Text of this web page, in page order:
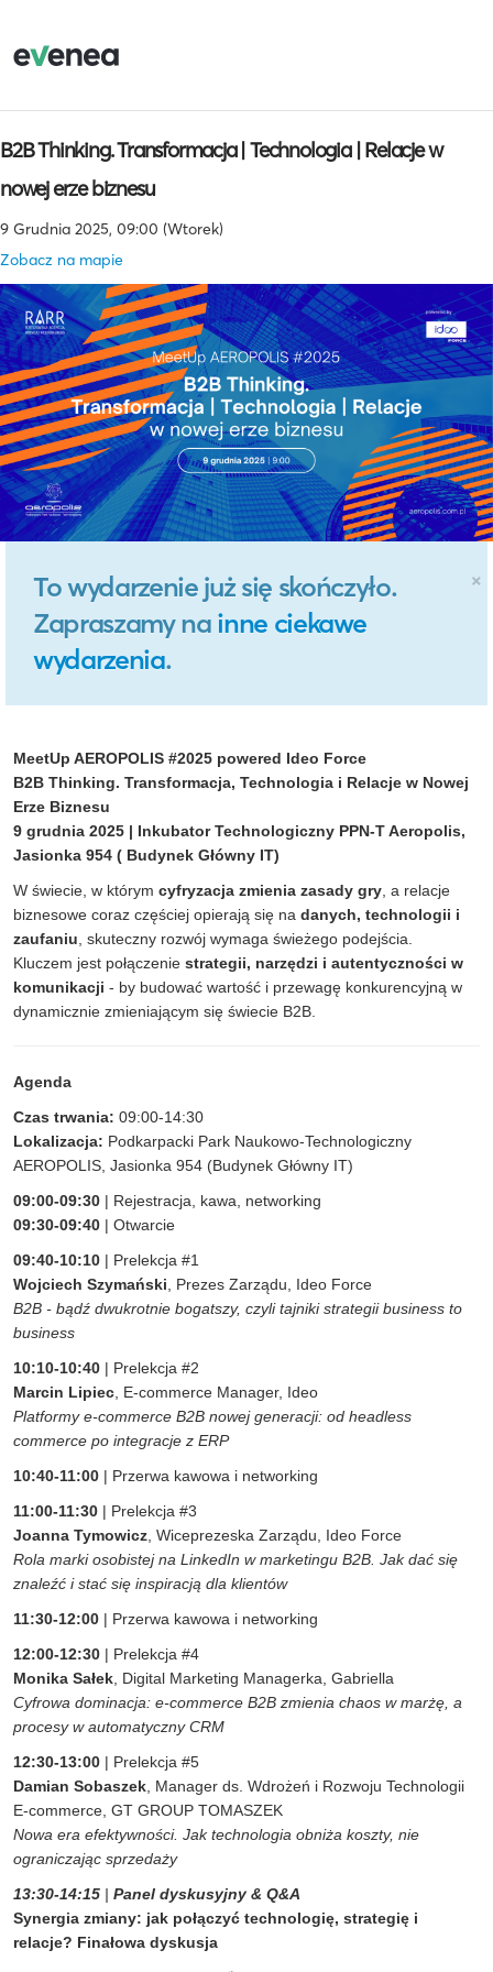
B2B Thinking. Transformacja | Technologia | Relacje w
nowej erze biznesu
9 Grudnia 2025, 09:00 (Wtorek)
Zobacz na mapie
×
To wydarzenie już się skończyło.
Zapraszamy na inne ciekawe
wydarzenia.
MeetUp AEROPOLIS #2025 powered Ideo Force
B2B Thinking. Transformacja, Technologia i Relacje w Nowej
Erze Biznesu
9 grudnia 2025 | Inkubator Technologiczny PPN-T Aeropolis,
Jasionka 954 ( Budynek Główny IT)
W świecie, w którym cyfryzacja zmienia zasady gry, a relacje
biznesowe coraz częściej opierają się na danych, technologii i
zaufaniu, skuteczny rozwój wymaga świeżego podejścia.
Kluczem jest połączenie strategii, narzędzi i autentyczności w
komunikacji - by budować wartość i przewagę konkurencyjną w
dynamicznie zmieniającym się świecie B2B.
Agenda
Czas trwania: 09:00-14:30
Lokalizacja: Podkarpacki Park Naukowo-Technologiczny
AEROPOLIS, Jasionka 954 (Budynek Główny IT)
09:00-09:30 | Rejestracja, kawa, networking
09:30-09:40 | Otwarcie
09:40-10:10 | Prelekcja #1
Wojciech Szymański, Prezes Zarządu, Ideo Force
B2B - bądź dwukrotnie bogatszy, czyli tajniki strategii business to
business
10:10-10:40 | Prelekcja #2
Marcin Lipiec, E-commerce Manager, Ideo
Platformy e-commerce B2B nowej generacji: od headless
commerce po integracje z ERP
10:40-11:00 | Przerwa kawowa i networking
11:00-11:30 | Prelekcja #3
Joanna Tymowicz, Wiceprezeska Zarządu, Ideo Force
Rola marki osobistej na LinkedIn w marketingu B2B. Jak dać się
znaleźć i stać się inspiracją dla klientów
11:30-12:00 | Przerwa kawowa i networking
12:00-12:30 | Prelekcja #4
Monika Sałek, Digital Marketing Managerka, Gabriella
Cyfrowa dominacja: e-commerce B2B zmienia chaos w marżę, a
procesy w automatyczny CRM
12:30-13:00 | Prelekcja #5
Damian Sobaszek, Manager ds. Wdrożeń i Rozwoju Technologii
E-commerce, GT GROUP TOMASZEK
Nowa era efektywności. Jak technologia obniża koszty, nie
ograniczając sprzedaży
13:30-14:15 | Panel dyskusyjny & Q&A
Synergia zmiany: jak połączyć technologię, strategię i
relacje? Finałowa dyskusja